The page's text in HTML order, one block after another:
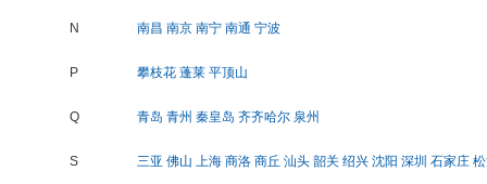
N 南昌 南京 南宁 南通 宁波
P 攀枝花 蓬莱 平顶山
Q 青岛 青州 秦皇岛 齐齐哈尔 泉州
S 三亚 佛山 上海 商洛 商丘 汕头 韶关 绍兴 沈阳 深圳 石家庄